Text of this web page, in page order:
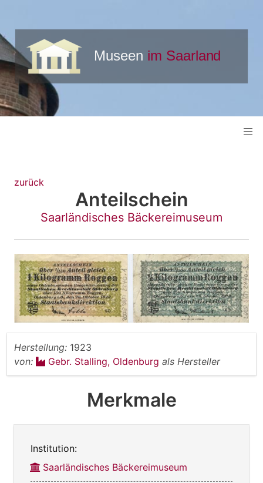
zurück
Anteilschein
Saarländisches Bäckereimuseum
Herstellung: 1923
von:
Gebr. Stalling, Oldenburg als Hersteller
Merkmale
Institution:
Saarländisches Bäckereimuseum